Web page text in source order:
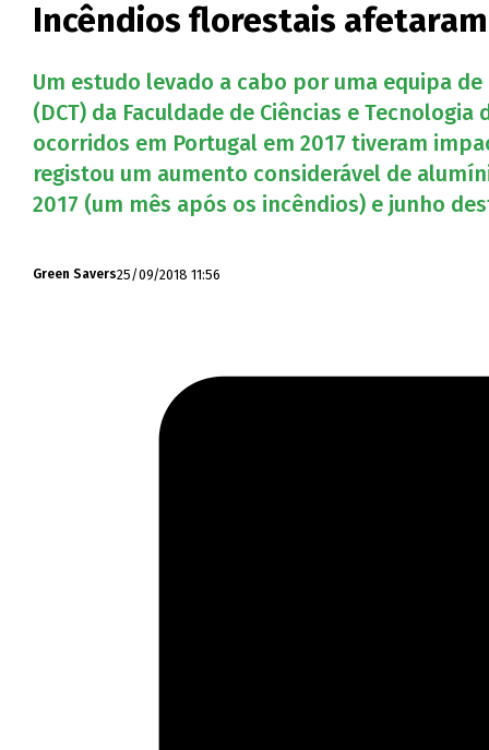
Incêndios florestais
Um estudo levado a cabo por uma equipa
(DCT) da Faculdade de Ciências e
ocorridos em Portugal em 2017 tiveram
registou um aumento considerável de
2017 (um mês após os incêndios) e junho
Green Savers25/09/2018 11:56